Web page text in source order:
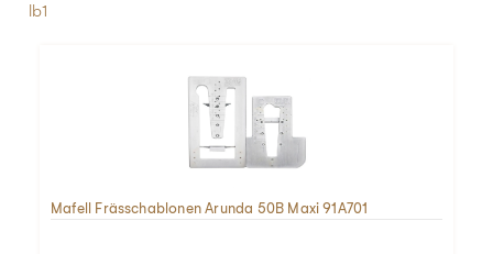
lb1
Mafell Frässchablonen Arunda 50B Maxi 91A701